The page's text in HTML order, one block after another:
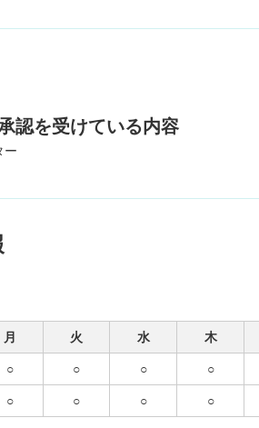
認を受けている内容
ー
月 火 水 木
○ ○ ○ ○
○ ○ ○ ○